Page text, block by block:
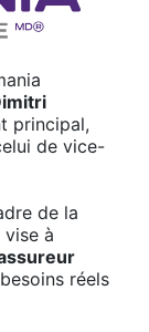
principal,
de vice-
de la
vise à
réels